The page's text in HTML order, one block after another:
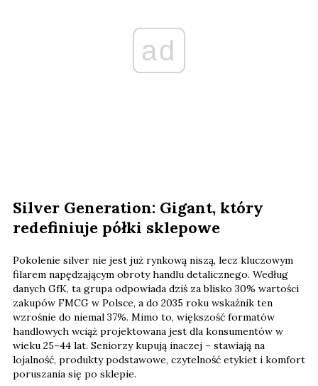
ad
Silver Generation: Gigant, który
redefiniuje półki sklepowe
Pokolenie silver nie jest już rynkową niszą, lecz kluczowym
filarem napędzającym obroty handlu detalicznego. Według
danych GfK, ta grupa odpowiada dziś za blisko 30% wartości
zakupów FMCG w Polsce, a do 2035 roku wskaźnik ten
wzrośnie do niemal 37%. Mimo to, większość formatów
handlowych wciąż projektowana jest dla konsumentów w
wieku 25–44 lat. Seniorzy kupują inaczej – stawiają na
lojalność, produkty podstawowe, czytelność etykiet i komfort
poruszania się po sklepie.